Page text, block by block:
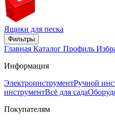
Ящики для песка
Фильтры
Главная Каталог Профиль
Информация
ЭлектроинструментРучной
инструментВсё для сада
Покупателям